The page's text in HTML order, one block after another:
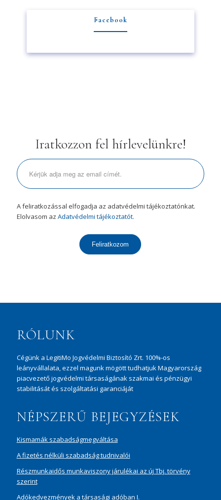
Facebook
Iratkozzon fel hírlevelünkre!
A feliratkozással elfogadja az adatvédelmi tájékoztatónkat.
Elolvasom az Adatvédelmi tájékoztatót.
Feliratkozom
RÓLUNK
Cégünk a LegitiMo Jogvédelmi Biztosító Zrt. 100%-os
leányvállalata, ezzel magunk mögött tudhatjuk Magyarország
piacvezető jogvédelmi társaságának szakmai és pénzügyi
stabilitását és szolgáltatási garanciáját
NÉPSZERŰ BEJEGYZÉSEK
Kismamák szabadságmegváltása
A fizetés nélküli szabadság tudnivalói
Részmunkaidős munkaviszony járulékai az új Tbj. törvény
szerint
Adókedvezmények a társasági adóban I.